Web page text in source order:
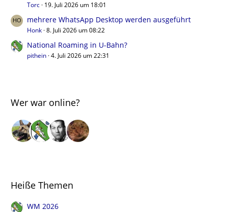
Torc 19. Juli 2026 um 18:01
mehrere WhatsApp Desktop werden ausgeführt
Honk 8. Juli 2026 um 08:22
National Roaming in U-Bahn?
pithein 4. Juli 2026 um 22:31
Wer war online?
Heiße Themen
WM 2026